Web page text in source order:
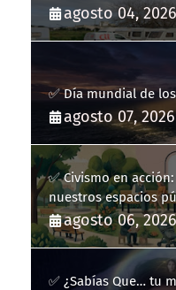
fracaso heredado
agosto 04, 2026
✅ Día mundial de
agosto 07, 2026
✅ Civismo en
nuestros espacios
agosto 06, 2026
✅ ¿Sabías Que… tu